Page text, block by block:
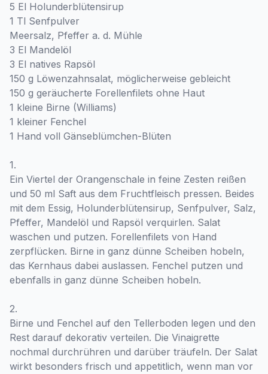
5 El Holunderblütensirup
1 Tl Senfpulver
Meersalz, Pfeffer a. d. Mühle
3 El Mandelöl
3 El natives Rapsöl
150 g Löwenzahnsalat, möglicherweise gebleicht
150 g geräucherte Forellenfilets ohne Haut
1 kleine Birne (Williams)
1 kleiner Fenchel
1 Hand voll Gänseblümchen-Blüten
1.
Ein Viertel der Orangenschale in feine Zesten reißen
und 50 ml Saft aus dem Fruchtfleisch pressen. Beides
mit dem Essig, Holunderblütensirup, Senfpulver, Salz,
Pfeffer, Mandelöl und Rapsöl verquirlen. Salat
waschen und putzen. Forellenfilets von Hand
zerpflücken. Birne in ganz dünne Scheiben hobeln,
das Kernhaus dabei auslassen. Fenchel putzen und
ebenfalls in ganz dünne Scheiben hobeln.
2.
Birne und Fenchel auf den Tellerboden legen und den
Rest darauf dekorativ verteilen. Die Vinaigrette
nochmal durchrühren und darüber träufeln. Der Salat
wirkt besonders frisch und appetitlich, wenn man vor